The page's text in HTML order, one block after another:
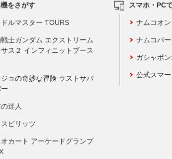
をさがす
ルマスター TOURS
士ガンダム エクストリーム
ス２ インフィニットブース
ョの奇妙な冒険 ラストサバ
達人
ピリッツ
カート アーケードグランプ
スマホ・PC
ナムコオ
ナムコパ
ガシャポ
公式スマ